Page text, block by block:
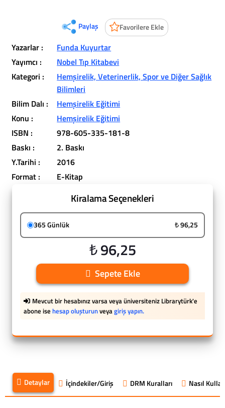
Paylaş Favorilere Ekle
Yazarlar :
Funda Kuyurtar
Yayımcı :
Nobel Tıp Kitabevi
Kategori :
Hemşirelik, Veterinerlik, Spor ve Diğer Sağlık
Bilimleri
Bilim Dalı :
Hemşirelik Eğitimi
Konu :
Hemşirelik Eğitimi
ISBN :
978-605-335-181-8
Baskı :
2. Baskı
Y.Tarihi :
2016
Format :
E-Kitap
Kiralama Seçenekleri
365 Günlük ₺ 96,25
₺ 96,25
Sepete Ekle
Mevcut bir hesabınız varsa veya üniversiteniz Librarytürk'e
abone ise hesap oluşturunveyagiriş yapın.
Detaylar İçindekiler/Giriş DRM Kuralları Nasıl